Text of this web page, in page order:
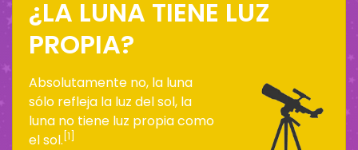
¿LA LUNA TIENE LUZ
PROPIA?
Absolutamente no, la luna
sólo refleja la luz del sol, la
luna no tiene luz propia como
el sol. [1]